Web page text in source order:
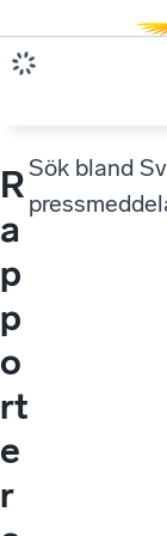
R
a
p
p
o
rt
e
r
Sök bland